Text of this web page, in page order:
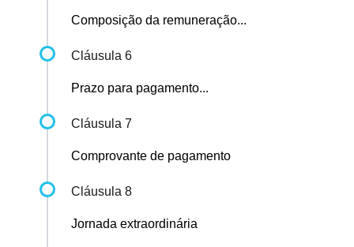
Composição da remuneração...
Cláusula 6
Prazo para pagamento...
Cláusula 7
Comprovante de pagamento
Cláusula 8
Jornada extraordinária